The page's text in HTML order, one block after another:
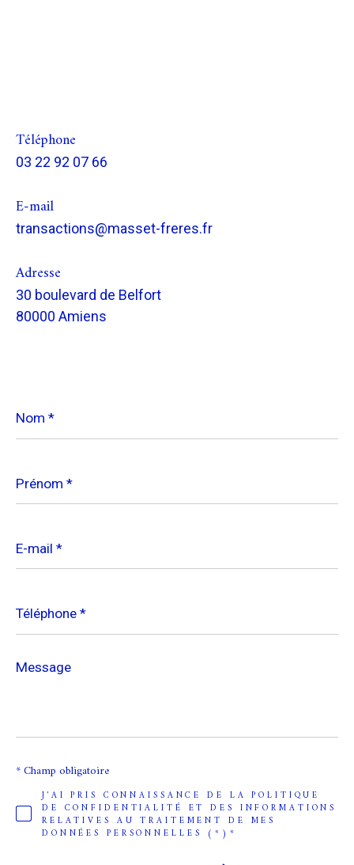
Téléphone
03 22 92 07 66
E-mail
transactions@masset-freres.fr
Adresse
30 boulevard de Belfort
80000 Amiens
*
*
mail
*
*
Message
*
J'AI PRIS CONNAISSANCE DE LA POLITIQUE
DE CONFIDENTIALITÉ ET DES INFORMATIONS
RELATIVES AU TRAITEMENT DE MES
DONNÉES PERSONNELLES (*)*
* Champ obligatoire